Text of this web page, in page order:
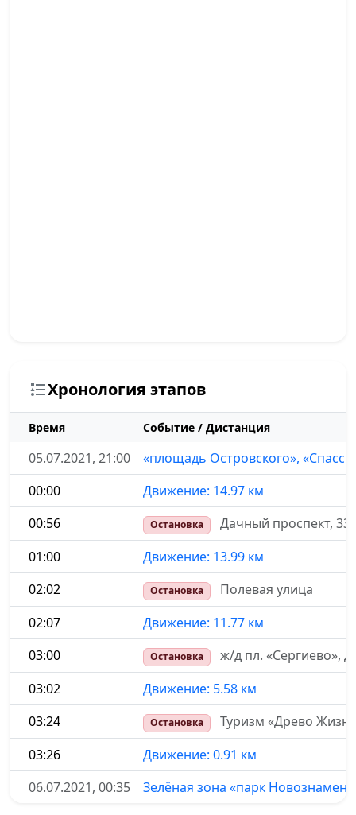
Хронология этапов
Время Событие / Дистанция
05.07.2021, 21:00
«площадь Островского»,
00:00
Движение: 14.97 км
00:56
Остановка
Дачный проспект, 33
01:00
Движение: 13.99 км
02:02
Остановка
Полевая улица
02:07
Движение: 11.77 км
03:00
Остановка
ж/д пл. «Сергиево»,
03:02
Движение: 5.58 км
03:24
Остановка
Туризм «Древо
03:26
Движение: 0.91 км
06.07.2021, 00:35
Зелёная зона «парк